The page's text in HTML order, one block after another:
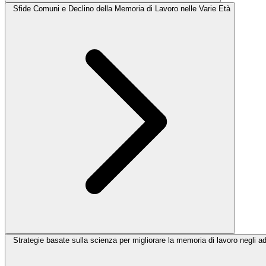
Sfide Comuni e Declino della Memoria di Lavoro nelle Varie Età
Strategie basate sulla scienza per migliorare la memoria di lavoro negli